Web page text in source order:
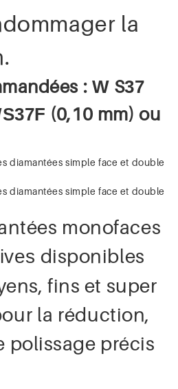
la
: W S37
37F (0,10 mm) ou
monofaces
disponibles
fins et super
la réduction,
polissage précis